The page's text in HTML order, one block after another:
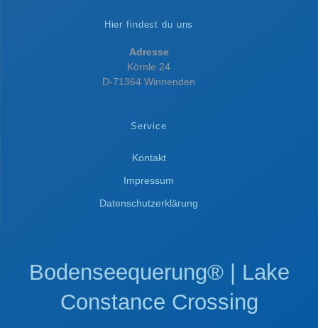
Hier findest du uns
Adresse
Körnle 24
D-71364 Winnenden
Service
Kontakt
Impressum
Datenschutzerklärung
Bodenseequerung® | Lake
Constance Crossing